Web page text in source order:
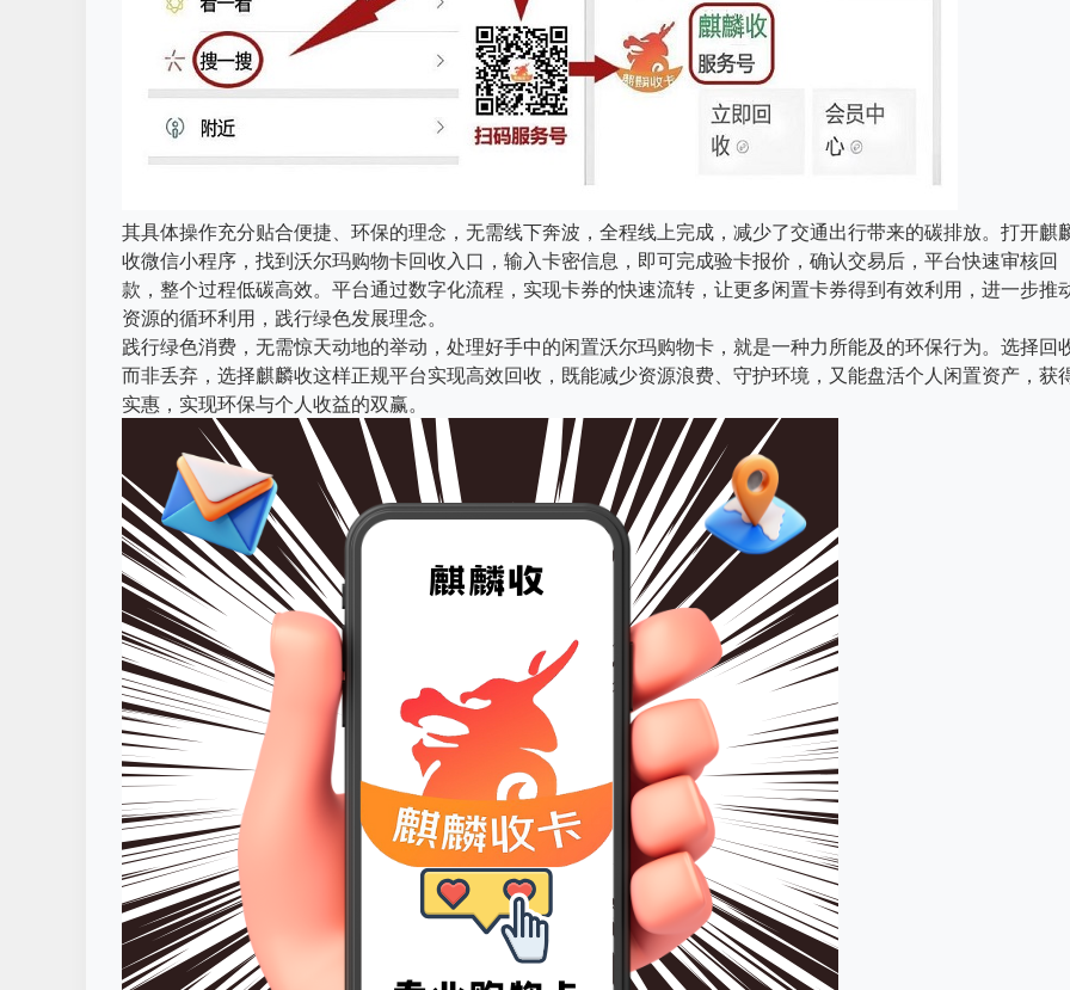
其具体操作充分贴合便捷、环保的理念，无需线下奔波，全程线上完成，减少了交通出行带来的碳排放。打开麒
收微信小程序，找到沃尔玛购物卡回收入口，输入卡密信息，即可完成验卡报价，确认交易后，平台快速审核回
款，整个过程低碳高效。平台通过数字化流程，实现卡券的快速流转，让更多闲置卡券得到有效利用，进一步推
资源的循环利用，践行绿色发展理念。
践行绿色消费，无需惊天动地的举动，处理好手中的闲置沃尔玛购物卡，就是一种力所能及的环保行为。选择回
而非丢弃，选择麒麟收这样正规平台实现高效回收，既能减少资源浪费、守护环境，又能盘活个人闲置资产，获
实惠，实现环保与个人收益的双赢。